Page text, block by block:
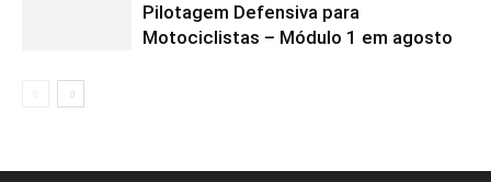
Pilotagem Defensiva para
Motociclistas – Módulo 1 em agosto